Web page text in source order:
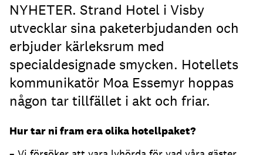
NYHETER. Strand Hotel i Visby
utvecklar sina paketerbjudanden och
erbjuder kärleksrum med
specialdesignade smycken. Hotellets
kommunikatör Moa Essemyr hoppas
någon tar tillfället i akt och friar.
Hur tar ni fram era olika hotellpaket?